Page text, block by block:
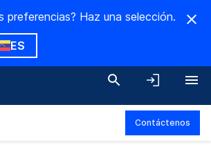
preferencias? Haz una selección.
ES
Contáctenos